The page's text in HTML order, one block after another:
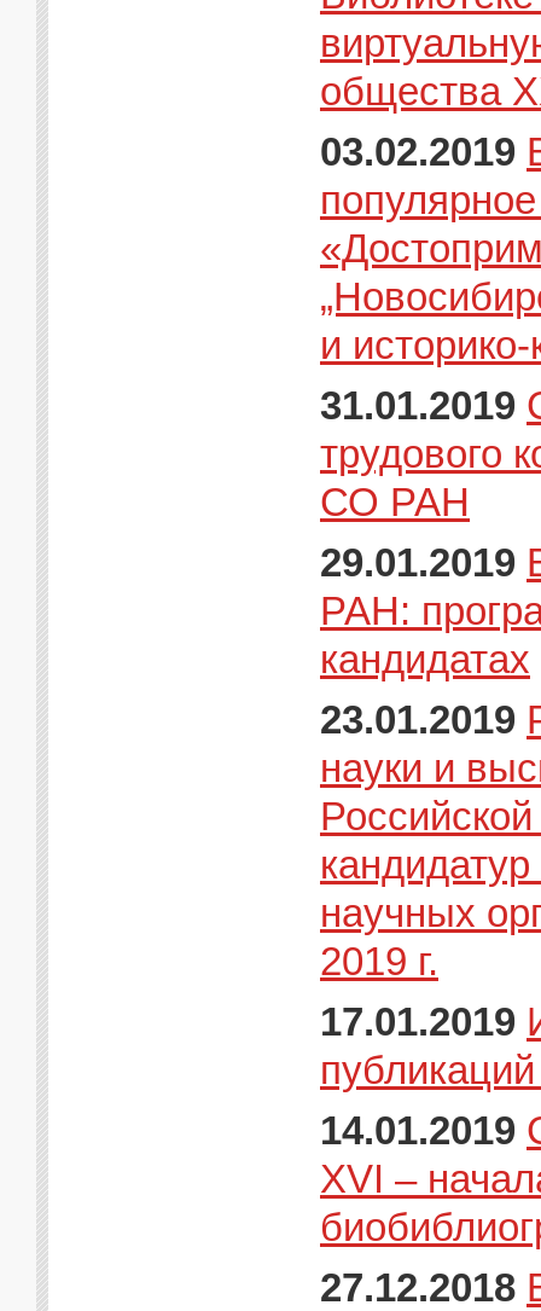
общества
03.02.2019
и
31.01.2019
трудового
СО РАН
29.01.2019
РАН:
кандидатах
23.01.2019
науки и
научных
2019 г.
17.01.2019
14.01.2019
XVI –
27.12.2018